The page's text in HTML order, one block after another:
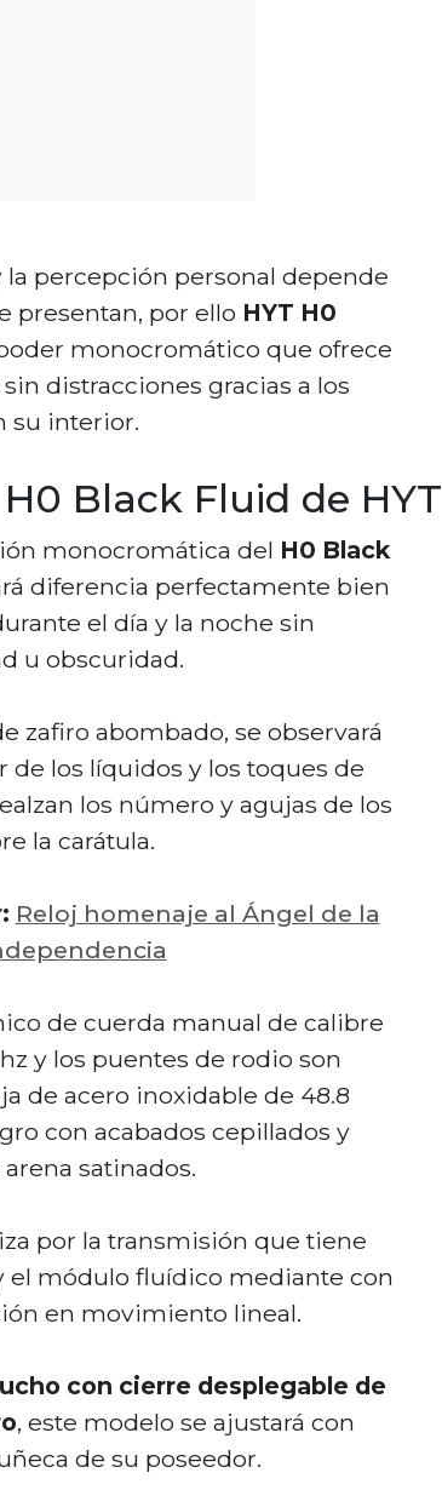
percepción personal depende
presentan, por ello HYT H0
monocromático que ofrece
distracciones gracias a los
su interior.
Black Fluid de HYT
monocromática del H0 Black
diferencia perfectamente bien
el día y la noche sin
u obscuridad.
zafiro abombado, se observará
los líquidos y los toques de
los número y agujas de los
la carátula.
Reloj homenaje al Ángel de la
de cuerda manual de calibre
y los puentes de rodio son
de acero inoxidable de 48.8
con acabados cepillados y
satinados.
por la transmisión que tiene
módulo fluídico mediante con
en movimiento lineal.
con cierre desplegable de
, este modelo se ajustará con
de su poseedor.